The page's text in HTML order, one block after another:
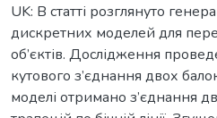
UK: В статті розглянуто
дискретних моделей для
об’єктів. Дослідження
кутового з’єднання двох
моделі отримано з’єднання